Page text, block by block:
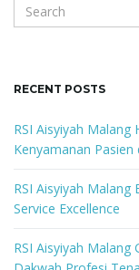
e
c
k
e
y
w
o
r
d
RECENT POSTS
RSI Aisyiyah
Kenyamanan Pasien
RSI Aisyiyah
Service Excellence
RSI Aisyiyah